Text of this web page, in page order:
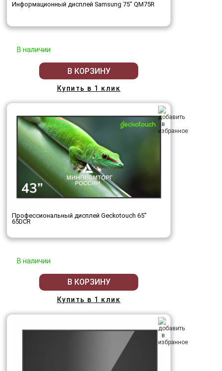
Информационный дисплей Samsung 75" QM75R
В наличии
В КОРЗИНУ
Купить в 1 клик
Профессиональный дисплей Geckotouch 65"
65DCR
В наличии
В КОРЗИНУ
Купить в 1 клик